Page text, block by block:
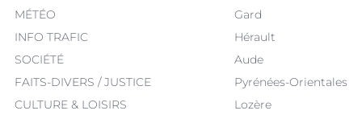
MÉTÉO
INFO TRAFIC
SOCIÉTÉ
FAITS-DIVERS / JUSTICE
CULTURE & LOISIRS
Gard
Hérault
Aude
Pyrénées-Orientales
Lozère